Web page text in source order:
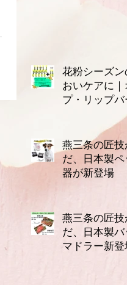
花粉シーズン
おいケアに｜
プ・リップバ
燕三条の匠技
だ、日本製ペ
器が新登場
燕三条の匠技
だ、日本製バ
マドラー新登